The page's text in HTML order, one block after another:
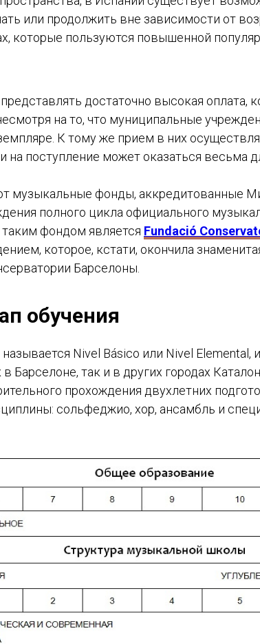
или продолжить вне зависимости от
которые пользуются повышенной
достаточно высокая оплата,
на то, что муниципальные
К тому же прием в них
на поступление может оказаться весьма
музыкальные фонды, аккредитованные
полного цикла официального
фондом является Fundació
которое, кстати, окончила
Барселоны.
обучения
Nivel Básico или Nivel
Барселоне, так и в других городах
прохождения двухлетних
сольфеджио, хор, ансамбль и